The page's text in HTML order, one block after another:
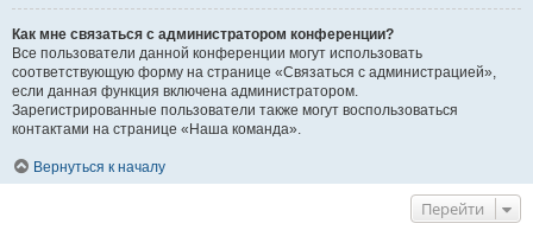
Как мне связаться с администратором конференции?
Все пользователи данной конференции могут использовать
соответствующую форму на странице «Связаться с администрацией»,
если данная функция включена администратором.
Зарегистрированные пользователи также могут воспользоваться
контактами на странице «Наша команда».
Вернуться к началу
Перейти